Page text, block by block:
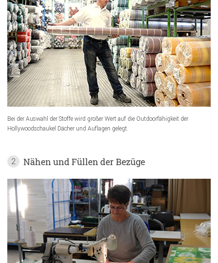
Bei der Auswahl der Stoffe wird großer Wert auf die Outdoorfähigkeit der
Hollywoodschaukel Dächer und Auflagen gelegt.
2 Nähen und Füllen der Bezüge